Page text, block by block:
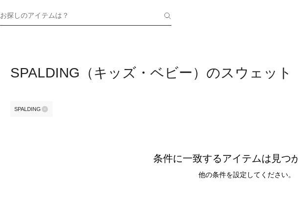
お探しのアイテムは？
SPALDING（キッズ・ベビー）のスウェット
SPALDING
条件に一致するアイテムは見つ
他の条件を設定してください。